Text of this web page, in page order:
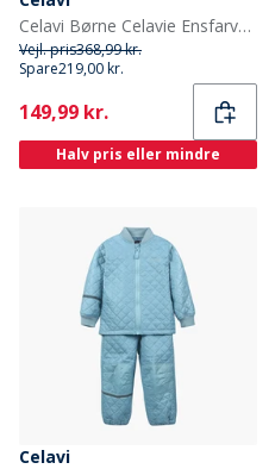
Celavi Børne Celavie Ensfarvet PU Basis Regntøjs Sæt Tortoise Shell
Vejl. pris368,99 kr.
Spare219,00 kr.
Current
149,99 kr.
Halv pris eller mindre
Celavi